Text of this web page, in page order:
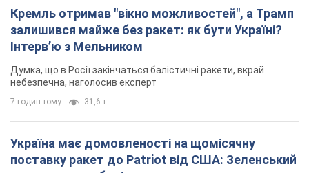
5 годин тому
Дбала про учнів та підтримувала педагогів:
внаслідок удару РФ по Київщині загинула
директорка київського ліцею, її чоловік та онук
Вічна пам'ять жертвам російського терору
5 годин тому 16,5 т.